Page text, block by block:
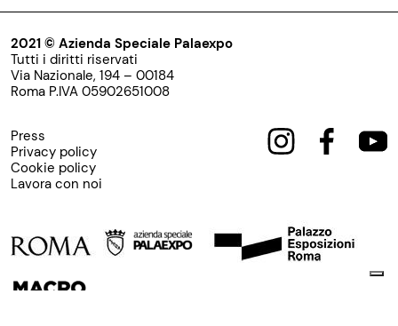
2021 © Azienda Speciale Palaexpo
Tutti i diritti riservati
Via Nazionale, 194 – 00184
Roma P.IVA 05902651008
Press
Privacy policy
Cookie policy
Lavora con noi